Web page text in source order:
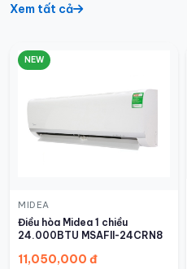
Xem tất cả
NEW
MIDEA
Điều hòa Midea 1 chiều
24.000BTU MSAFII-24CRN8
11,050,000 đ